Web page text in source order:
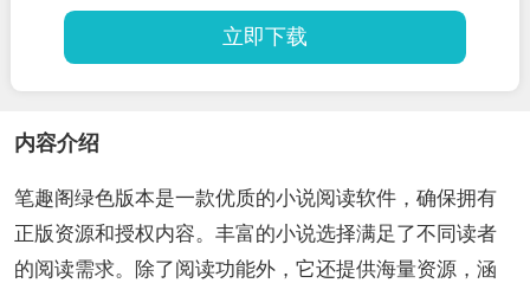
立即下载
内容介绍
笔趣阁绿色版本是一款优质的小说阅读软件，确保拥有
正版资源和授权内容。丰富的小说选择满足了不同读者
的阅读需求。除了阅读功能外，它还提供海量资源，涵